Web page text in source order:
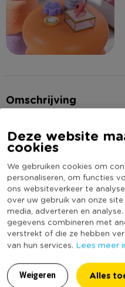
Deze website
cookies
We gebruiken cookies om
personaliseren, om functies
ons websiteverkeer te
over uw gebruik van onze
media, adverteren en
gegevens combineren met
verstrekt of die ze hebben
van hun services. Lees meer
Weigeren Alles
Omschrijving
Breng een speelse en
unieke tafellamp. De paarse
compacte formaat zorgt
je nachtkastje, bureau of
geribbeld patroon en geeft
Op de lampvoet zit een
ideaal om bij te lezen, te
van 8.2 cm, waardoor hij niet
Lees meer
Specificaties
Artikelnummer
Online Only
Materiaal